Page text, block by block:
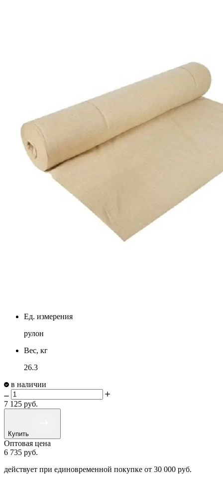
Ед. измерения
рулон
Вес, кг
26.3
в наличии
7 125 руб.
Купить
Оптовая цена
6 735 руб.
действует при единовременной покупке от 30 000 руб.